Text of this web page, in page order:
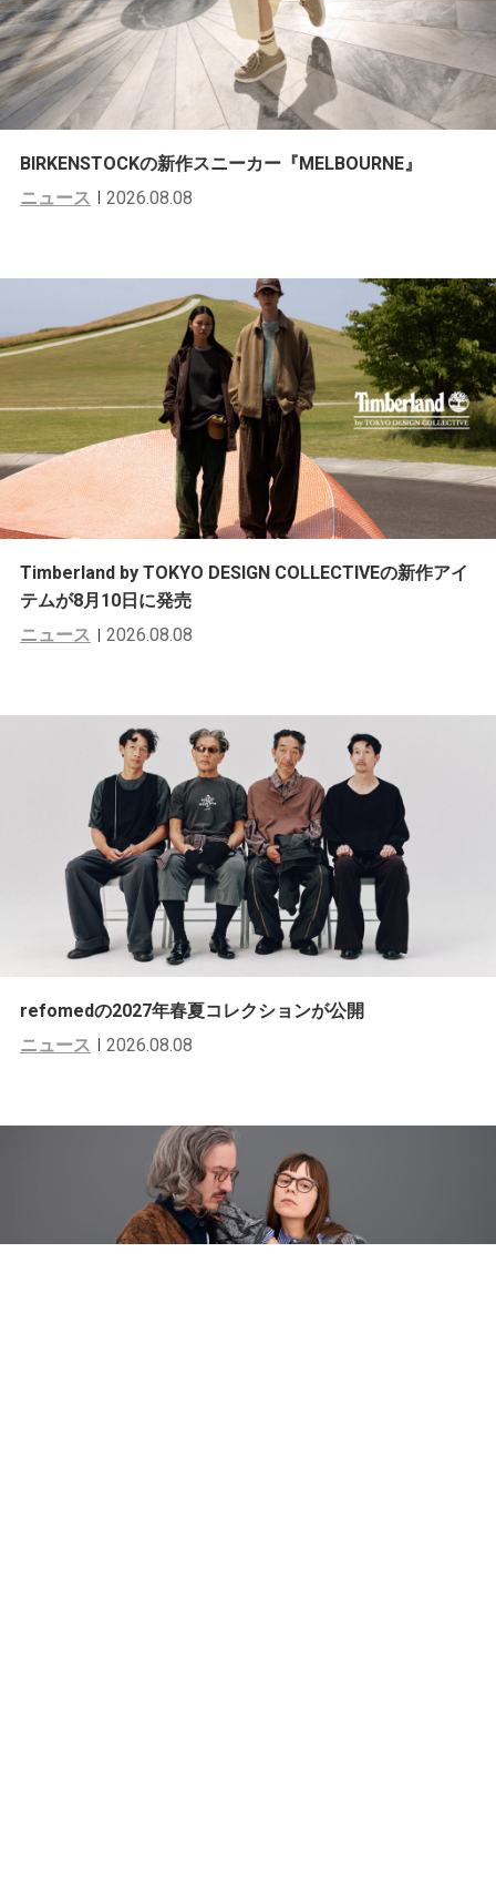
BIRKENSTOCKの新作スニーカー『MELBOURNE』
ニュース
2026.08.08
Timberland by TOKYO DESIGN COLLECTIVEの新作アイ
テムが8月10日に発売
ニュース
2026.08.08
refomedの2027年春夏コレクションが公開
ニュース
2026.08.08